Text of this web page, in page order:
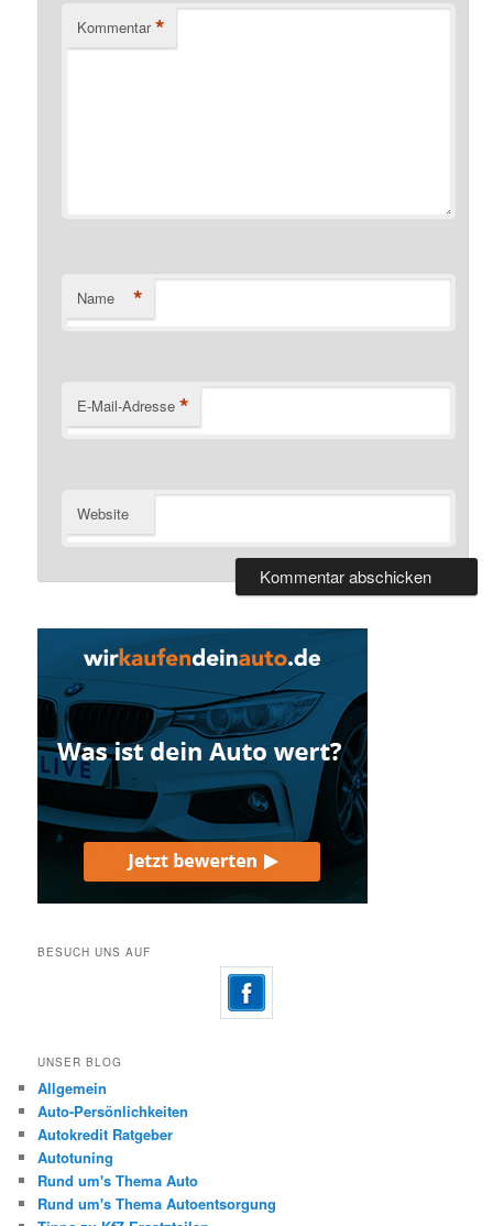
Kommentar *
Name *
E-Mail-Adresse *
Website
BESUCH UNS AUF
UNSER BLOG
Allgemein
Auto-Persönlichkeiten
Autokredit Ratgeber
Autotuning
Rund um's Thema Auto
Rund um's Thema Autoentsorgung